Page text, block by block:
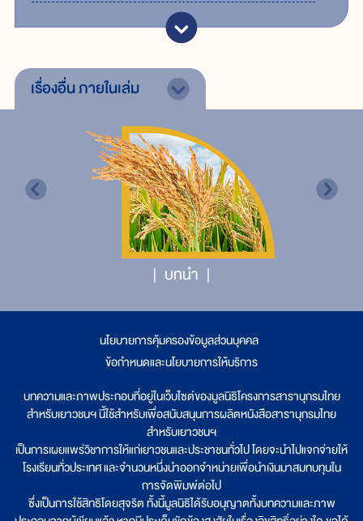
เรื่องอื่นภายในเล่ม
บทนำ
นโยบายการคุ้มครองข้อมูลส่วนบุคคล
ข้อกำหนดและนโยบายการให้บริการ
บทความและภาพประกอบที่อยู่ในเว็บไซต์ของมูลนิธิโครงการสารานุกรมไทย
สำหรับเยาวชนฯ นี้ใช้สำหรับเพื่อสนับสนุนการผลิตหนังสือสารานุกรมไทย
สำหรับเยาวชนฯ
เป็นการเผยแพร่วิชาการให้แก่เยาวชนและประชาชนทั่วไป โดยจะนำไปแจกจ่ายให้
โรงเรียนทั่วประเทศ และจำนวนหนึ่งนำออกจำหน่ายเพื่อนำเงินมาสมทบทุนใน
การจัดพิมพ์ต่อไป
ซึ่งเป็นการใช้สิทธิโดยสุจริต ทั้งนี้มูลนิธิได้รับอนุญาตทั้งบทความและภาพ